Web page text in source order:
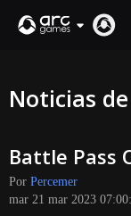
SOPORTE
Iniciar sesión
Noticias
Battle Pass
Por Percemer
mar 21 mar 2023